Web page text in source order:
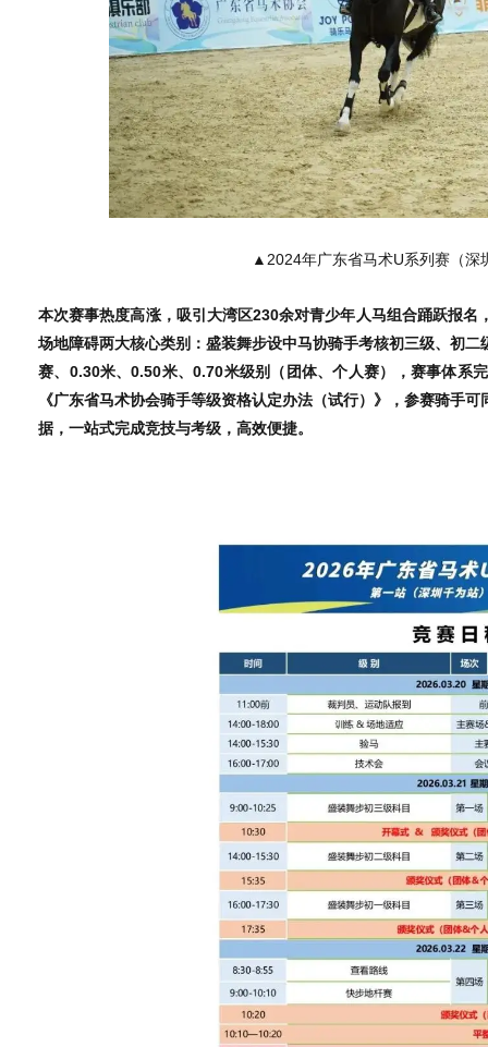
▲2024年广东省马术U系列赛（深
本次赛事热度高涨，吸引大湾区230余对青少年人马组合踊跃报
场地障碍两大核心类别：盛装舞步设中马协骑手考核初三级、初
赛、0.30米、0.50米、0.70米级别（团体、个人赛），赛事体系
《广东省马术协会骑手等级资格认定办法（试行）》，参赛骑手
据，一站式完成竞技与考级，高效便捷。